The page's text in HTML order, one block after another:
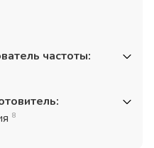
частоты:
:
8